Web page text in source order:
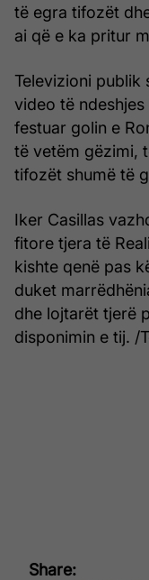
të egra tifozët
ai që e ka pritur
Televizioni publik
video të
festuar golin e
të vetëm gëzimi,
tifozët shumë të
Iker Casillas
fitore tjera të
kishte qenë pas
duket
dhe lojtarët tjerë
disponimin e tij. /